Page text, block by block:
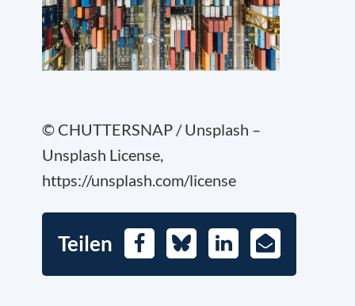
© CHUTTERSNAP / Unsplash –
Unsplash License,
https://unsplash.com/license
Teilen FacebookBlueskyLinkedIn
E-
Mail